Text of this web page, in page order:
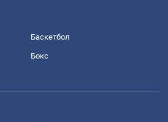
Баскетбол
Бокс